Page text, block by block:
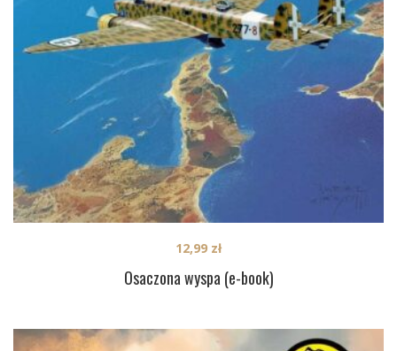
Osaczona wyspa (e-book)
12,99 zł